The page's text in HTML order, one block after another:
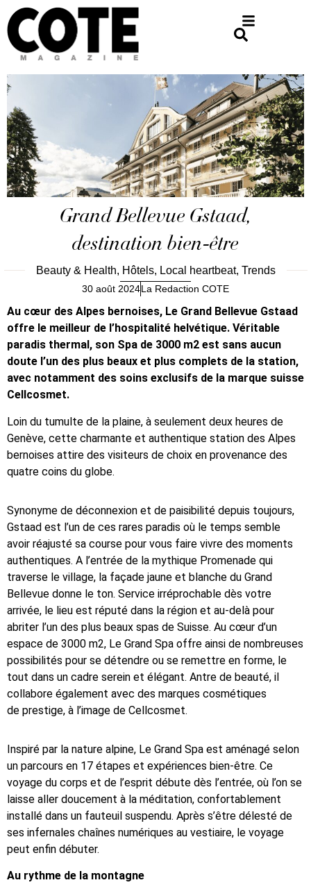
Grand Bellevue Gstaad,
destination bien-être
Beauty & Health, Hôtels, Local heartbeat, Trends
30 août 2024La Redaction COTE
Au cœur des Alpes bernoises, Le Grand Bellevue Gstaad
offre le meilleur de l’hospitalité helvétique. Véritable
paradis thermal, son Spa de 3000 m2 est sans aucun
doute l’un des plus beaux et plus complets de la station,
avec notamment des soins exclusifs de la marque suisse
Cellcosmet.
Loin du tumulte de la plaine, à seulement deux heures de
Genève, cette charmante et authentique station des Alpes
bernoises attire des visiteurs de choix en provenance des
quatre coins du globe.
Synonyme de déconnexion et de paisibilité depuis toujours,
Gstaad est l’un de ces rares paradis où le temps semble
avoir réajusté sa course pour vous faire vivre des moments
authentiques. A l’entrée de la mythique Promenade qui
traverse le village, la façade jaune et blanche du Grand
Bellevue donne le ton. Service irréprochable dès votre
arrivée, le lieu est réputé dans la région et au-delà pour
abriter l’un des plus beaux spas de Suisse. Au cœur d’un
espace de 3000 m2, Le Grand Spa offre ainsi de nombreuses
possibilités pour se détendre ou se remettre en forme, le
tout dans un cadre serein et élégant. Antre de beauté, il
collabore également avec des marques cosmétiques
de prestige, à l’image de Cellcosmet.
Inspiré par la nature alpine, Le Grand Spa est aménagé selon
un parcours en 17 étapes et expériences bien-être. Ce
voyage du corps et de l’esprit débute dès l’entrée, où l’on se
laisse aller doucement à la méditation, confortablement
installé dans un fauteuil suspendu. Après s’être délesté de
ses infernales chaînes numériques au vestiaire, le voyage
peut enfin débuter.
Au rythme de la montagne